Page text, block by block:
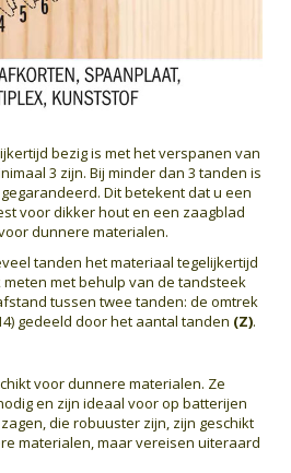
bezig is met het verspanen van
3 zijn. Bij minder dan 3 tanden is
Dit betekent dat u een
voor dikker hout en een zaagblad
dunnere materialen.
tanden het materiaal tegelijkertijd
met behulp van de tandsteek
tussen twee tanden: de omtrek
gedeeld door het aantal tanden (Z).
voor dunnere materialen. Ze
en zijn ideaal voor op batterijen
die robuuster zijn, zijn geschikt
materialen, maar vereisen uiteraard